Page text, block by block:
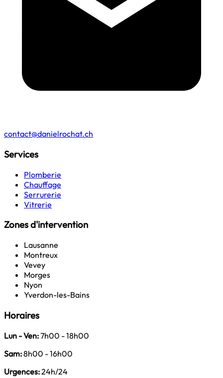
contact@danielrochat.ch
Services
Plomberie
Chauffage
Serrurerie
Vitrerie
Zones d'intervention
Lausanne
Montreux
Vevey
Morges
Nyon
Yverdon-les-Bains
Horaires
Lun - Ven:7h00 - 18h00
Sam:8h00 - 16h00
Urgences:24h/24